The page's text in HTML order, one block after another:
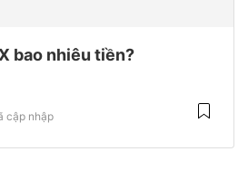
bao nhiêu tiền?
cập nhập